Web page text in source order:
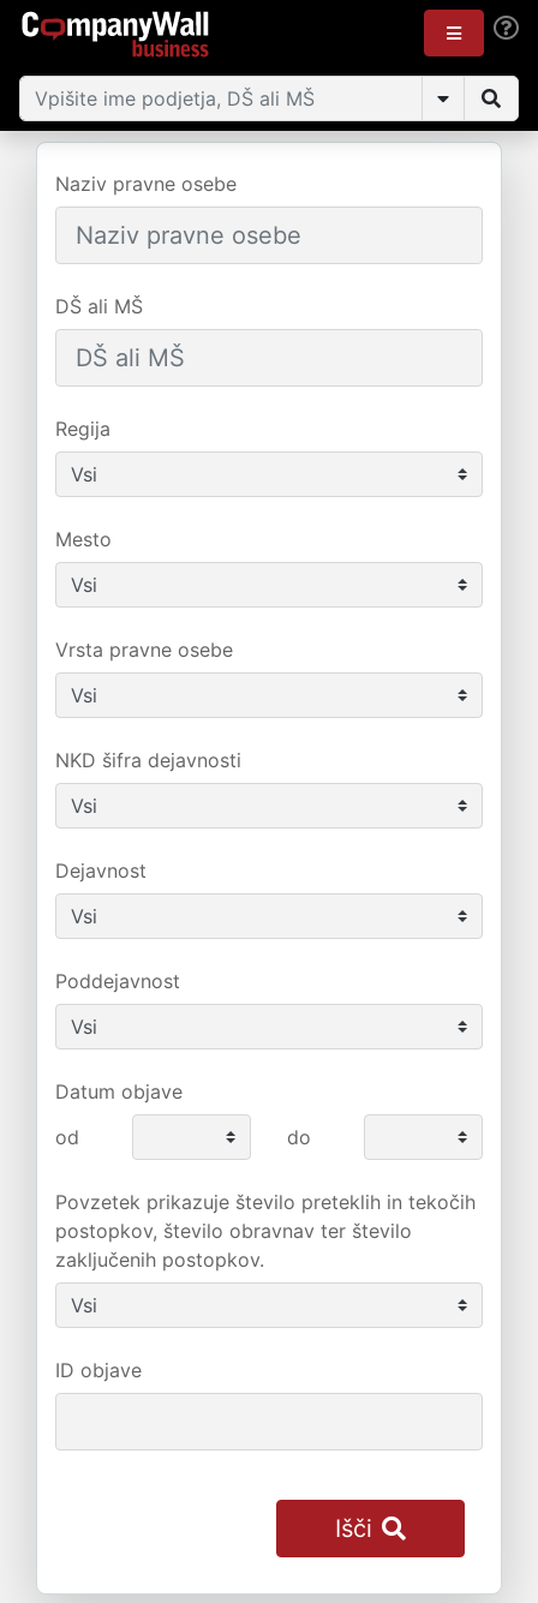
Naziv pravne osebe
DŠ ali MŠ
Regija
Mesto
Vrsta pravne osebe
NKD šifra dejavnosti
Dejavnost
Poddejavnost
Datum objave
od
do
Povzetek prikazuje število preteklih in tekočih
postopkov, število obravnav ter število
zaključenih postopkov.
ID objave
Išči